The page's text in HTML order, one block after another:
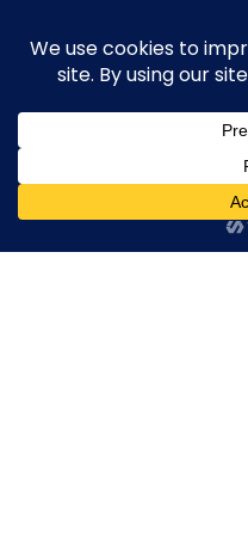
content
execute-
upload it including a road
other hobbies
O
O
E
IMG_4348
IMG_4348